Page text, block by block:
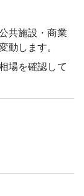
共施設・商業
動します。
場を確認して